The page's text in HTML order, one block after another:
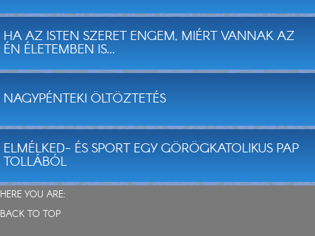
HA AZ ISTEN SZERET ENGEM, MIÉRT VANNAK AZ
ÉN ÉLETEMBEN IS...
NAGYPÉNTEKI ÖLTÖZTETÉS
ELMÉLKED- ÉS SPORT EGY GÖRÖGKATOLIKUS PAP
TOLLÁBÓL
HERE YOU ARE:
BACK TO TOP